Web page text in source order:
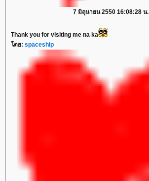
7 มิถุนายน 2550 16:08:28 น.
Thank you for visiting me na ka
ดย: spaceship